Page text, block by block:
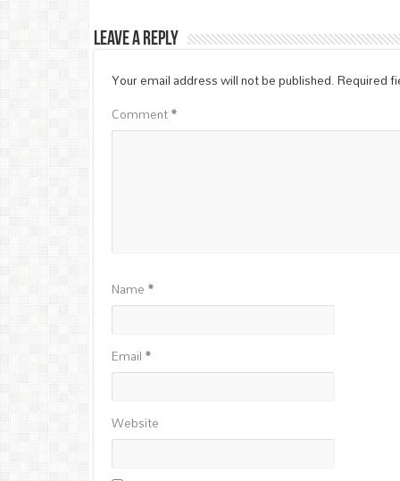
Leave a Reply
Your email address will not be published.Required
Comment*
Name*
Email*
Website